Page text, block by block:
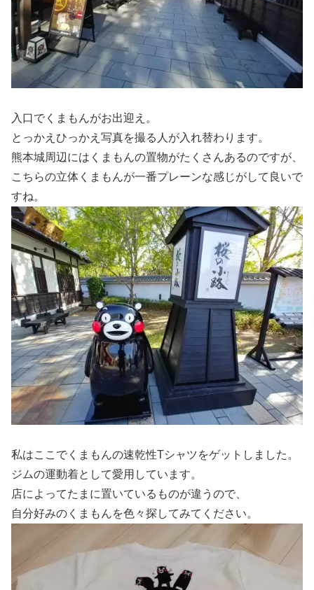
入口でくまもんがお出迎え。
とっかえひっかえ写真を撮る人が入れ替わります。
熊本城周辺にはくまもんの置物がたくさんあるのですが、
こちらの立体くまもんが一番プレーンな感じがして良いで
すね。
私はここでくまもんの速乾性Tシャツをゲットしました。
ジムの運動着として愛用しています。
店によってたまに置いているものが違うので、
自分好みのくまもんを色々探してみてください。